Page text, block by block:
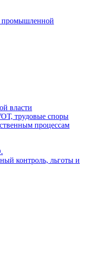
промышленной
власти
трудовые споры
процессам
контроль, льготы и